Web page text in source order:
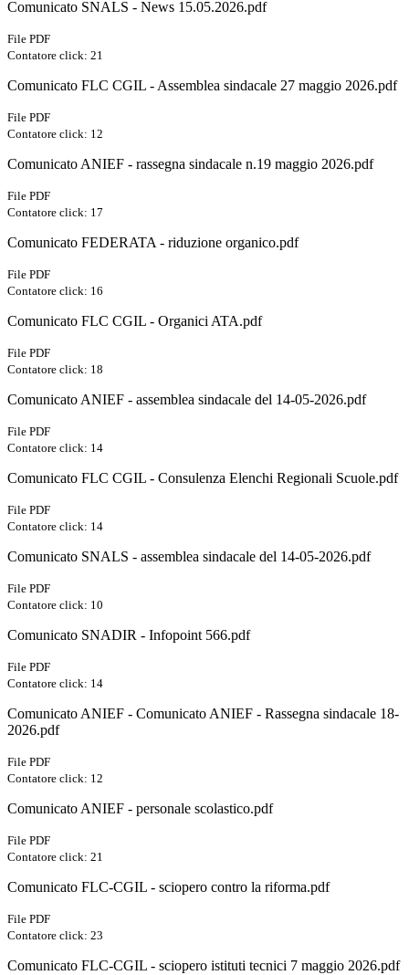
Comunicato SNALS - News 15.05.2026.pdf
File PDF
Contatore click: 21
Comunicato FLC CGIL - Assemblea sindacale 27 maggio 2026.pdf
File PDF
Contatore click: 12
Comunicato ANIEF - rassegna sindacale n.19 maggio 2026.pdf
File PDF
Contatore click: 17
Comunicato FEDERATA - riduzione organico.pdf
File PDF
Contatore click: 16
Comunicato FLC CGIL - Organici ATA.pdf
File PDF
Contatore click: 18
Comunicato ANIEF - assemblea sindacale del 14-05-2026.pdf
File PDF
Contatore click: 14
Comunicato FLC CGIL - Consulenza Elenchi Regionali Scuole.pdf
File PDF
Contatore click: 14
Comunicato SNALS - assemblea sindacale del 14-05-2026.pdf
File PDF
Contatore click: 10
Comunicato SNADIR - Infopoint 566.pdf
File PDF
Contatore click: 14
Comunicato ANIEF - Comunicato ANIEF - Rassegna sindacale 18-
2026.pdf
File PDF
Contatore click: 12
Comunicato ANIEF - personale scolastico.pdf
File PDF
Contatore click: 21
Comunicato FLC-CGIL - sciopero contro la riforma.pdf
File PDF
Contatore click: 23
Comunicato FLC-CGIL - sciopero istituti tecnici 7 maggio 2026.pdf